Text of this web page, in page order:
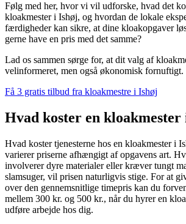
Følg med her, hvor vi vil udforske, hvad det
kloakmester i Ishøj, og hvordan de lokale
færdigheder kan sikre, at dine kloakopgaver
gerne have en pris med det samme?
Lad os sammen sørge for, at dit valg af
velinformeret, men også økonomisk fornuftigt.
Få 3 gratis tilbud fra kloakmestre i Ishøj
Hvad koster en kloakmester
Hvad koster tjenesterne hos en kloakmester i
varierer priserne afhængigt af opgavens art.
involverer dyre materialer eller kræver tungt
slamsuger, vil prisen naturligvis stige. For at
over den gennemsnitlige timepris kan du
mellem 300 kr. og 500 kr., når du hyrer en
udføre arbejde hos dig.